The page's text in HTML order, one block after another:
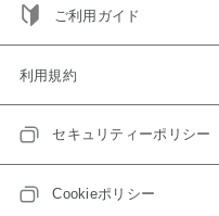
ご利用ガイド
利用規約
セキュリティーポリシー
Cookieポリシー